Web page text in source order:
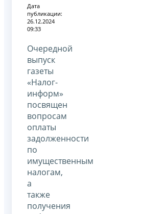
Дата
публикации:
26.12.2024
09:33
Очередной
выпуск
газеты
«Налог-
информ»
посвящен
вопросам
оплаты
задолженности
по
имущественным
налогам,
а
также
получения